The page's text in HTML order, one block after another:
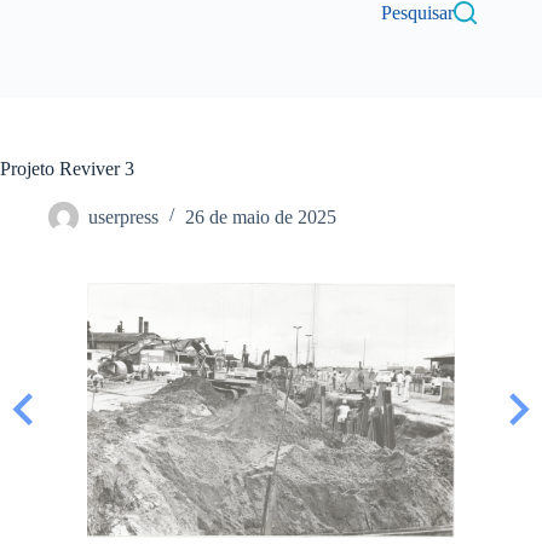
Pesquisar
Projeto Reviver 3
userpress 26 de maio de 2025